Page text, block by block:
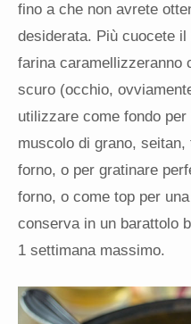
fino a che non avrete
desiderata. Più cuocete
farina caramellizzeranno
scuro (occhio,
utilizzare come fondo
muscolo di grano,
forno, o per gratinare
forno, o come top per
conserva in un barattolo
1 settimana massimo.